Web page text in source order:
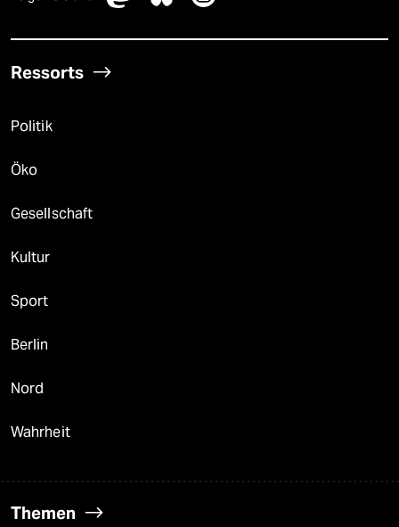
Ressorts
Politik
Öko
Gesellschaft
Kultur
Sport
Berlin
Nord
Wahrheit
Themen